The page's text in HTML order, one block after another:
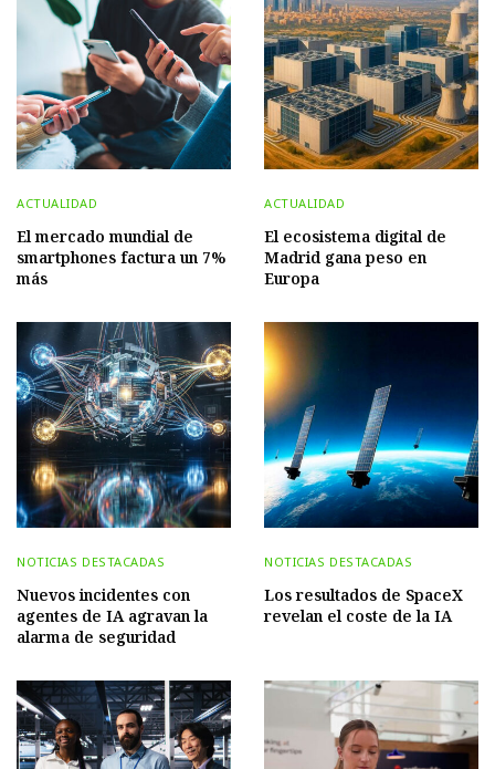
ACTUALIDAD
El mercado mundial de
smartphones factura un 7%
más
ACTUALIDAD
El ecosistema digital de
Madrid gana peso en
Europa
NOTICIAS DESTACADAS
Nuevos incidentes con
agentes de IA agravan la
alarma de seguridad
NOTICIAS DESTACADAS
Los resultados de SpaceX
revelan el coste de la IA